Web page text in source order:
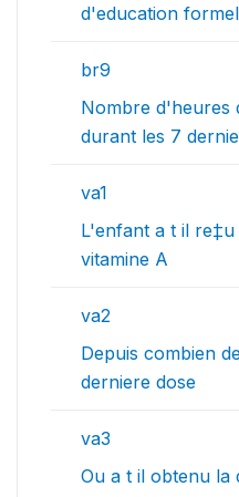
d'education
br9
Nombre d'heures
durant les 7
va1
L'enfant a t il
vitamine A
va2
Depuis combien
derniere dose
va3
Ou a t il obtenu la